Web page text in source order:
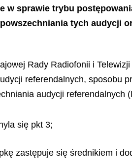
w sprawie trybu
tych audycji
Rady Radiofonii i
referendalnych, sposobu
audycji referendalnych
się pkt 3;
zastępuje się średnikiem i